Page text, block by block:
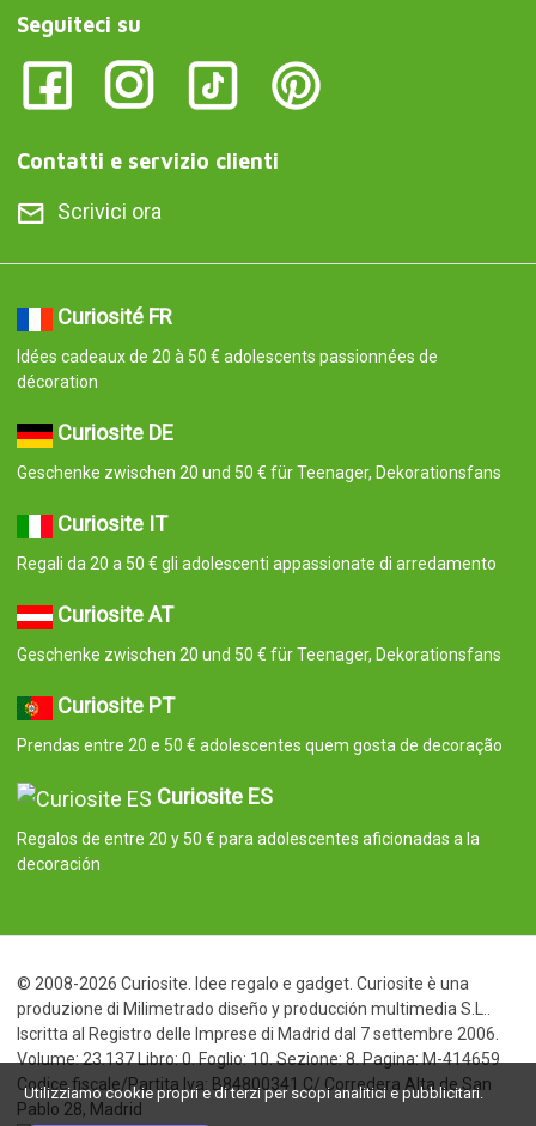
Seguiteci su
Contatti e servizio clienti
Scrivici ora
Curiosité FR
Idées cadeaux de 20 à 50 € adolescents passionnées de
décoration
Curiosite DE
Geschenke zwischen 20 und 50 € für Teenager, Dekorationsfans
Curiosite IT
Regali da 20 a 50 € gli adolescenti appassionate di arredamento
Curiosite AT
Geschenke zwischen 20 und 50 € für Teenager, Dekorationsfans
Curiosite PT
Prendas entre 20 e 50 € adolescentes quem gosta de decoração
Curiosite ES
Regalos de entre 20 y 50 € para adolescentes aficionadas a la
decoración
© 2008-2026 Curiosite. Idee regalo e gadget. Curiosite è una
produzione di Milimetrado diseño y producción multimedia S.L..
Iscritta al Registro delle Imprese di Madrid dal 7 settembre 2006.
Volume: 23.137 Libro: 0. Foglio: 10. Sezione: 8. Pagina: M-414659
Codice fiscale/Partita Iva: B84800341 C/ Corredera Alta de San
Pablo 28, Madrid
Utilizziamo cookie propri e di terzi per scopi analitici e pubblicitari.